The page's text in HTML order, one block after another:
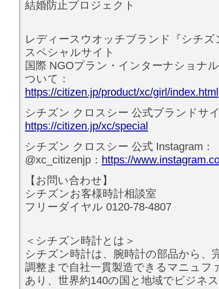
結婚防止プロジェクト
レディースウオッチブランド『シチ
スペシャルサイト
国際 NGOプラン・インターナショナ
ついて：
https://citizen.jp/product/xc/girl/index.html
シチズン クロスシー 公式ブランドサ
https://citizen.jp/xc/special
シチズン クロスシー 公式 Instagram：
@xc_citizenjp： https://
【お問い合わせ】
シチズンお客様時計相談室
フリーダイヤル 0120-78-4807
＜シチズン時計とは＞
シチズン時計は、腕時計の部品から、
調整まで自社一貫製造できるマニュフ
あり、世界約140の国と地域でビジネ